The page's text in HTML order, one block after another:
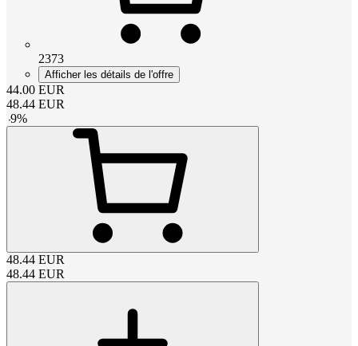
2373
Afficher les détails de l'offre
44.00 EUR
48.44 EUR
-9%
48.44 EUR
48.44 EUR